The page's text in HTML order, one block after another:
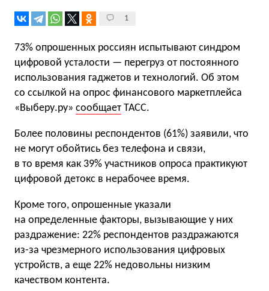
1
73% опрошенных россиян испытывают синдром
цифровой усталости — перегруз от постоянного
использования гаджетов и технологий. Об этом
со ссылкой на опрос финансового маркетплейса
«Выберу.ру» сообщает ТАСС.
Более половины респондентов (61%) заявили, что
не могут обойтись без телефона и связи,
в то время как 39% участников опроса практикуют
цифровой детокс в нерабочее время.
Кроме того, опрошенные указали
на определенные факторы, вызывающие у них
раздражение: 22% респондентов раздражаются
из-за чрезмерного использования цифровых
устройств, а еще 22% недовольны низким
качеством контента.